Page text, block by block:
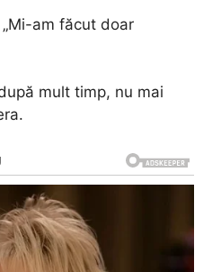
„Mi-am făcut doar
mult timp, nu mai